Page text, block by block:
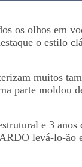
os olhos em
o estilo
muitos
parte moldou
e 3 anos
levá-lo-ão